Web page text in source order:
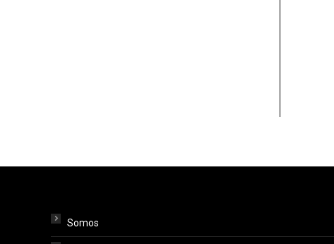
Somos